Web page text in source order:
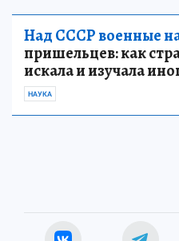
Над СССР военные
пришельцев: как
искала и изучала
НАУКА